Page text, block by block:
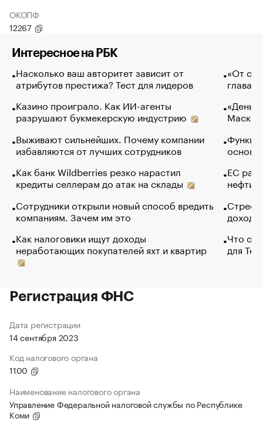
ОКОПФ
12267
Интересное на РБК
Насколько ваш авторитет зависит от
атрибутов престижа? Тест для лидеров
Казино проиграло. Как ИИ-агенты
разрушают букмекерскую индустрию
Выживают сильнейших. Почему компании
избавляются от лучших сотрудников
Как банк Wildberries резко нарастил
кредиты селлерам до атак на склады
Сотрудники открыли новый способ вредить
компаниям. Зачем им это
Как налоговики ищут доходы
неработающих покупателей яхт и квартир
«От
глава
Маск в
основ
ЕС
нефти
Что
для
Регистрация ФНС
Дата регистрации
14 сентября 2023
Код налогового органа
1100
Наименование налогового органа
Управление Федеральной налоговой службы по Республике
Коми